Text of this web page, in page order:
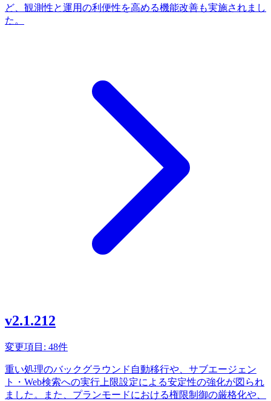
ど、観測性と運用の利便性を高める機能改善も実施されまし
た。
v2.1.212
変更項目: 48件
重い処理のバックグラウンド自動移行や、サブエージェン
ト・Web検索への実行上限設定による安定性の強化が図られ
ました。また、プランモードにおける権限制御の厳格化や、